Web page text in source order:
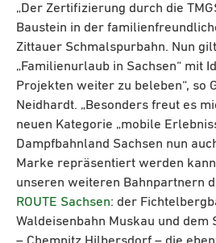
„Der Zertifizierung durch die
Baustein in der
Zittauer Schmalspurbahn. Nun
„Familienurlaub in Sachsen“ mit
Projekten weiter zu beleben“, so
Neidhardt. „Besonders freut es
neuen Kategorie „mobile
Dampfbahnland Sachsen nun
Marke repräsentiert werden
unseren weiteren Bahnpartnern
ROUTE Sachsen: der
Waldeisenbahn Muskau und dem